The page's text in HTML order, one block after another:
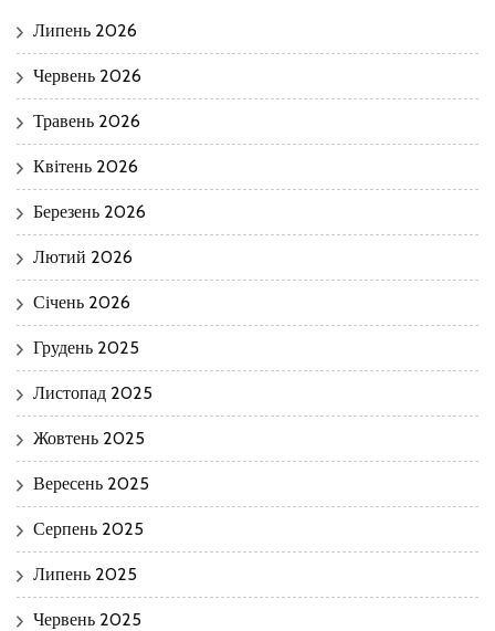
Липень 2026
Червень 2026
Травень 2026
Квітень 2026
Березень 2026
Лютий 2026
Січень 2026
Грудень 2025
Листопад 2025
Жовтень 2025
Вересень 2025
Серпень 2025
Липень 2025
Червень 2025